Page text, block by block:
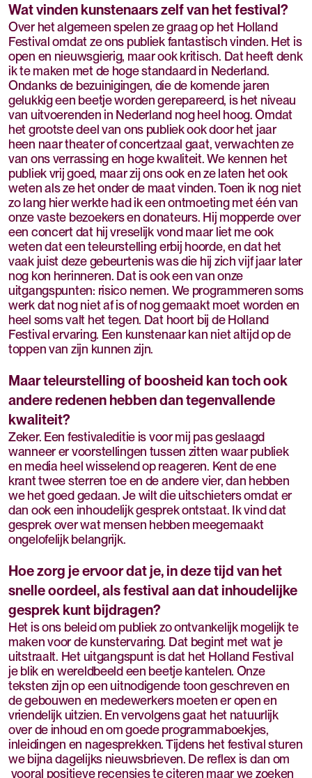
Wat vinden kunstenaars zelf van het festival?
Over het algemeen spelen ze graag op het Holland
Festival omdat ze ons publiek fantastisch vinden. Het is
open en nieuwsgierig, maar ook kritisch. Dat heeft denk
ik te maken met de hoge standaard in Nederland.
Ondanks de bezuinigingen, die de komende jaren
gelukkig een beetje worden gerepareerd, is het niveau
van uitvoerenden in Nederland nog heel hoog. Omdat
het grootste deel van ons publiek ook door het jaar
heen naar theater of concertzaal gaat, verwachten ze
van ons verrassing en hoge kwaliteit. We kennen het
publiek vrij goed, maar zij ons ook en ze laten het ook
weten als ze het onder de maat vinden. Toen ik nog niet
zo lang hier werkte had ik een ontmoeting met één van
onze vaste bezoekers en donateurs. Hij mopperde over
een concert dat hij vreselijk vond maar liet me ook
weten dat een teleurstelling erbij hoorde, en dat het
vaak juist deze gebeurtenis was die hij zich vijf jaar later
nog kon herinneren. Dat is ook een van onze
uitgangspunten: risico nemen. We programmeren soms
werk dat nog niet af is of nog gemaakt moet worden en
heel soms valt het tegen. Dat hoort bij de Holland
Festival ervaring. Een kunstenaar kan niet altijd op de
toppen van zijn kunnen zijn.
Maar teleurstelling of boosheid kan toch ook
andere redenen hebben dan tegenvallende
kwaliteit?
Zeker. Een festivaleditie is voor mij pas geslaagd
wanneer er voorstellingen tussen zitten waar publiek
en media heel wisselend op reageren. Kent de ene
krant twee sterren toe en de andere vier, dan hebben
we het goed gedaan. Je wilt die uitschieters omdat er
dan ook een inhoudelijk gesprek ontstaat. Ik vind dat
gesprek over wat mensen hebben meegemaakt
ongelofelijk belangrijk.
Hoe zorg je ervoor dat je, in deze tijd van het
snelle oordeel, als festival aan dat inhoudelijke
gesprek kunt bijdragen?
Het is ons beleid om publiek zo ontvankelijk mogelijk te
maken voor de kunstervaring. Dat begint met wat je
uitstraalt. Het uitgangspunt is dat het Holland Festival
je blik en wereldbeeld een beetje kantelen. Onze
teksten zijn op een uitnodigende toon geschreven en
de gebouwen en medewerkers moeten er open en
vriendelijk uitzien. En vervolgens gaat het natuurlijk
over de inhoud en om goede programmaboekjes,
inleidingen en nagesprekken. Tijdens het festival sturen
we bijna dagelijks nieuwsbrieven. De reflex is dan om
vooral positieve recensies te citeren maar we zoeken